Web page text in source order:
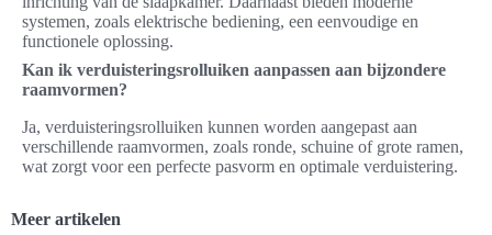
systemen, zoals elektrische bediening, een eenvoudige en
functionele oplossing.
Kan ik verduisteringsrolluiken aanpassen aan bijzondere
raamvormen?
Ja, verduisteringsrolluiken kunnen worden aangepast aan
verschillende raamvormen, zoals ronde, schuine of grote ramen,
wat zorgt voor een perfecte pasvorm en optimale verduistering.
Meer artikelen